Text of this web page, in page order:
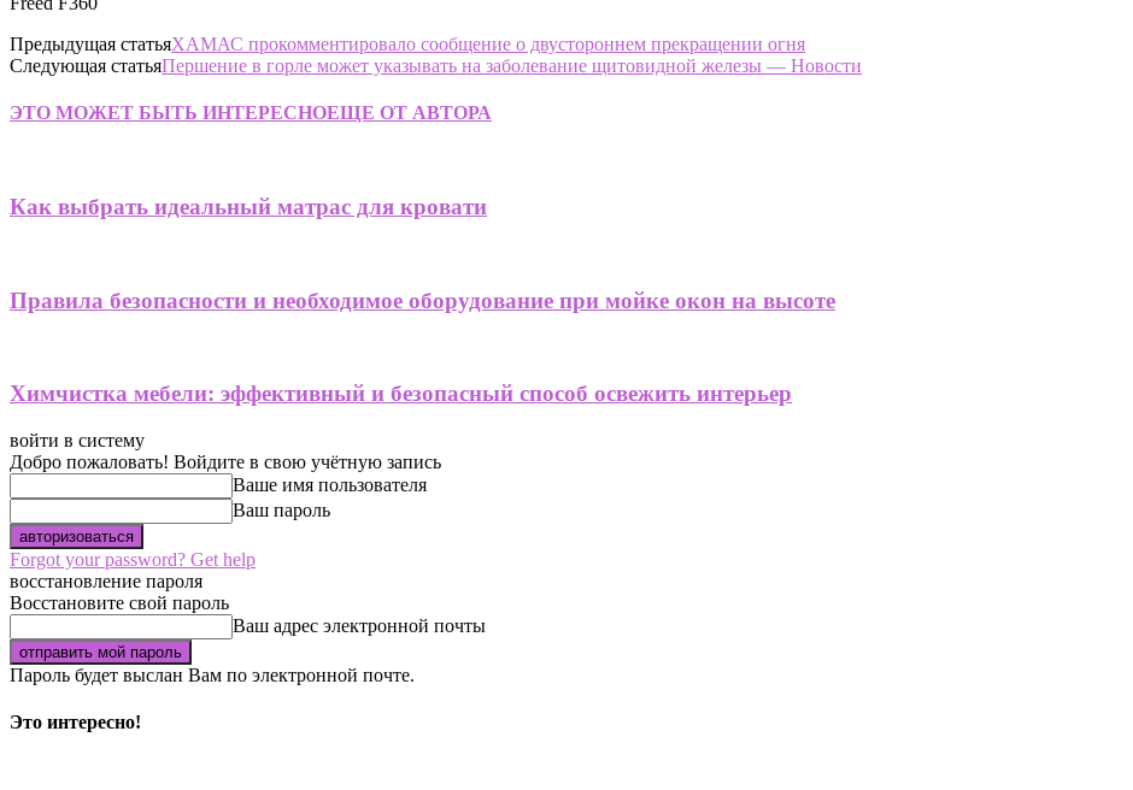
Предыдущая статьяХАМАС прокомментировало сообщение о двустороннем прекращении огня
Следующая статьяПершение в горле может указывать на заболевание щитовидной железы — Новости
ЭТО МОЖЕТ БЫТЬ ИНТЕРЕСНОЕЩЕ ОТ АВТОРА
Как выбрать идеальный матрас для кровати
Правила безопасности и необходимое оборудование при мойке окон на высоте
Химчистка мебели: эффективный и безопасный способ освежить интерьер
войти в систему
Добро пожаловать! Войдите в свою учётную запись
Ваше имя пользователя
Ваш пароль
Forgot your password? Get help
восстановление пароля
Восстановите свой пароль
Ваш адрес электронной почты
Пароль будет выслан Вам по электронной почте.
Это интересно!